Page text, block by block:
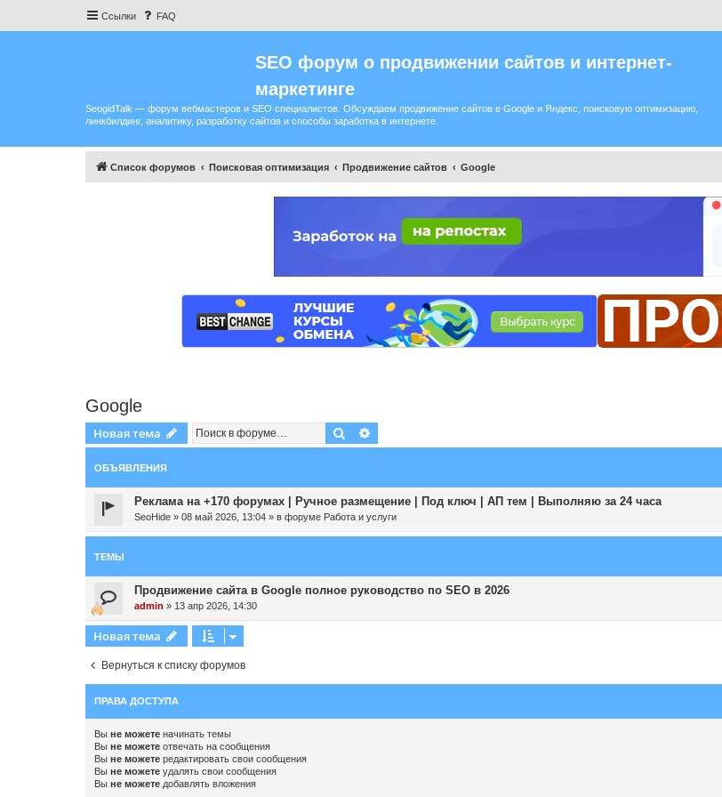
Ссылки FAQ
SEO форум о продвижении сайтов и интернет-
маркетинге
SeogidTalk — форум вебмастеров и SEO специалистов. Обсуждаем продвижение сайтов в Google и Яндекс, поисковую оптимизацию,
линкбилдинг, аналитику, разработку сайтов и способы заработка в интернете.
Список форумов Поисковая оптимизация Продвижение сайтов Google
Google
Новая тема Поиск
ОБЪЯВЛЕНИЯ
Реклама на +170 форумах | Ручное размещение | Под ключ | АП тем | Выполняю за 24 часа
SeoHide » 08 май 2026, 13:04 » в форуме Работа и услуги
ТЕМЫ
Продвижение сайта в Google полное руководство по SEO в 2026
admin » 13 апр 2026, 14:30
Новая тема
Вернуться к списку форумов
ПРАВА ДОСТУПА
Вы не можете начинать темы
Вы не можете отвечать на сообщения
Вы не можете редактировать свои сообщения
Вы не можете удалять свои сообщения
Вы не можете добавлять вложения